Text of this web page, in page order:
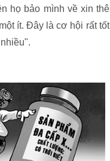
họ bảo mình về xin
ít. Đây là cơ hội rất